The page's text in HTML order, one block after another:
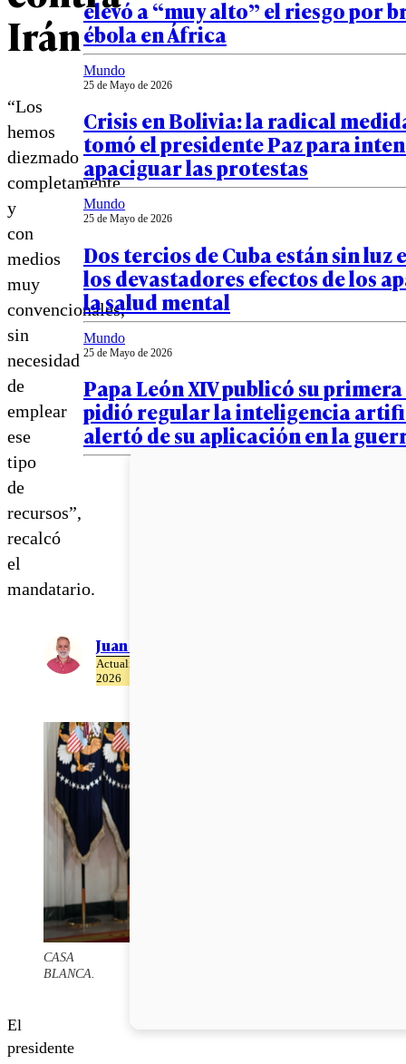
Irán
“Los
hemos
diezmado
completamente
y
con
medios
muy
convencionales,
sin
necesidad
de
emplear
ese
tipo
de
recursos”,
recalcó
el
mandatario.
Juan Pablo Ernst
Actualizado el 26 de Mayo del
2026
CASA
BLANCA.
El
presidente
elevó a “muy alto” el riesgo por
ébola en África
Mundo
25 de Mayo de 2026
Crisis en Bolivia: la radical
tomó el presidente Paz para
apaciguar las protestas
Mundo
25 de Mayo de 2026
Dos tercios de Cuba están sin luz
los devastadores efectos de los
la salud mental
Mundo
25 de Mayo de 2026
Papa León XIV publicó su
pidió regular la inteligencia
alertó de su aplicación en la